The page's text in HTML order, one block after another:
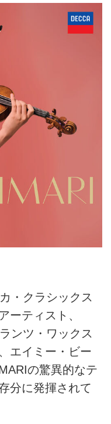
・クラシックス
ーティスト、
ンツ・ワックス
エイミー・ビー
の驚異的なテ
分に発揮されて